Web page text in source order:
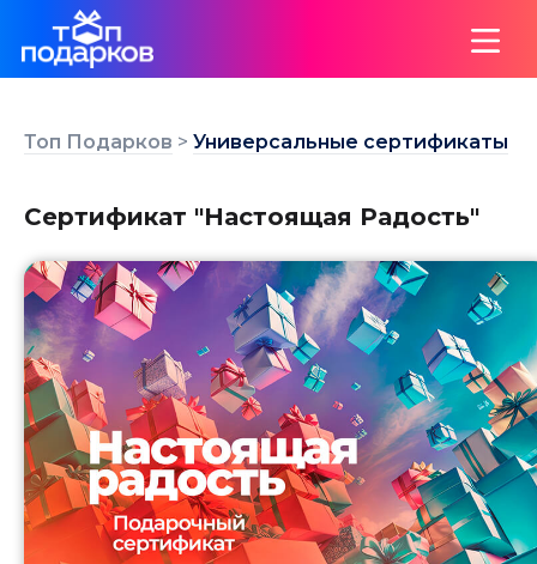
Топ Подарков > Универсальные сертификаты
Сертификат "Настоящая Радость"